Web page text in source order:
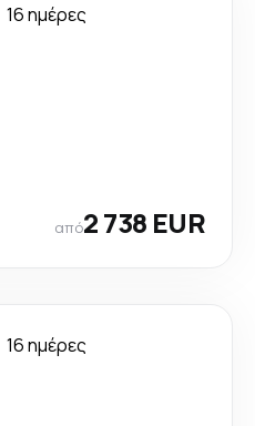
16 ημέρες
από2 738 EUR
16 ημέρες